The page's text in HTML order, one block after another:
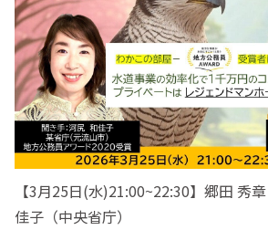
【3月25日(水)21:00~22:30】郷田 秀
佳子（中央省庁）